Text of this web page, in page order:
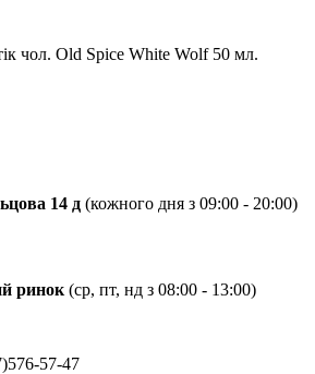
чол. Old Spice White Wolf 50 мл.
14 д (кожного дня з 09:00 - 20:00)
ринок (ср, пт, нд з 08:00 - 13:00)
57-47